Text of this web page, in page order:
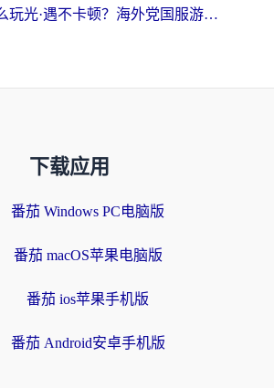
台湾怎么玩光·遇不卡顿？海外党国服游戏加速终极攻略（附实测体验）
下载应用
番茄 Windows PC电脑版
番茄 macOS苹果电脑版
番茄 ios苹果手机版
番茄 Android安卓手机版